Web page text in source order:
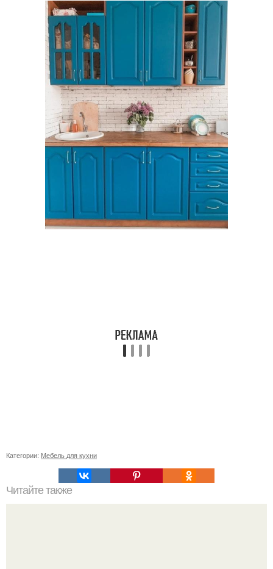
Категории: Мебель для кухни
Читайте также